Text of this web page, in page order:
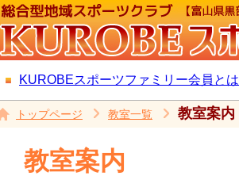
KUROBEスポーツファミリー会員とは
トップページ 教室一覧 教室案内
教室案内